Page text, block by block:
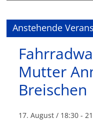
Anstehende
Mutter
Breischen
17. August / 18:30 -